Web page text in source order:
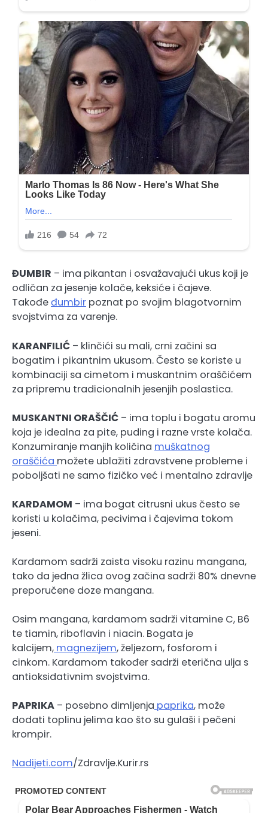
ĐUMBIR – ima pikantan i osvažavajući ukus koji je
odličan za jesenje kolače, keksiće i čajeve.
Takođeđumbir poznat po svojim blagotvornim
svojstvima za varenje.
KARANFILIĆ – klinčići su mali, crni začini sa
bogatim i pikantnim ukusom. Često se koriste u
kombinaciji sa cimetom i muskantnim oraščićem
za pripremu tradicionalnih jesenjih poslastica.
MUSKANTNI ORAŠČIĆ – ima toplu i bogatu aromu
koja je idealna za pite, puding i razne vrste kolača.
Konzumiranje manjih količina muškatnog
oraščića možete ublažiti zdravstvene probleme i
poboljšati ne samo fizičko već i mentalno zdravlje
KARDAMOM – ima bogat citrusni ukus često se
koristi u kolačima, pecivima i čajevima tokom
jeseni.
Kardamom sadrži zaista visoku razinu mangana,
tako da jedna žlica ovog začina sadrži 80% dnevne
preporučene doze mangana.
Osim mangana, kardamom sadrži vitamine C, B6
te tiamin, riboflavin i niacin. Bogata je
kalcijem, magnezijem, željezom, fosforom i
cinkom. Kardamom također sadrži eterična ulja s
antioksidativnim svojstvima.
PAPRIKA – posebno dimljenja paprika, može
dodati toplinu jelima kao što su gulaši i pečeni
krompir.
Nadijeti.com/Zdravlje.Kurir.rs